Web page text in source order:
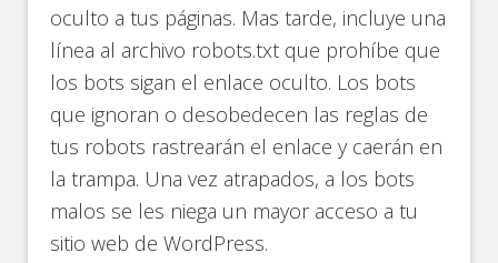
oculto a tus páginas. Mas tarde, incluye una
línea al archivo robots.txt que prohíbe que
los bots sigan el enlace oculto. Los bots
que ignoran o desobedecen las reglas de
tus robots rastrearán el enlace y caerán en
la trampa. Una vez atrapados, a los bots
malos se les niega un mayor acceso a tu
sitio web de WordPress.